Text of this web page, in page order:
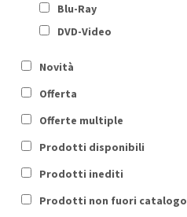
Blu-Ray
DVD-Video
Novità
Offerta
Offerte multiple
Prodotti disponibili
Prodotti inediti
Prodotti non fuori catalogo